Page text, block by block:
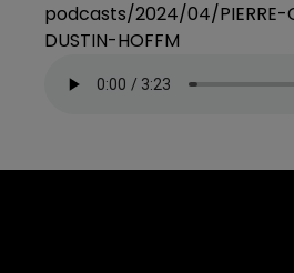
podcasts/2024/04/PIERRE-
DUSTIN-HOFFM